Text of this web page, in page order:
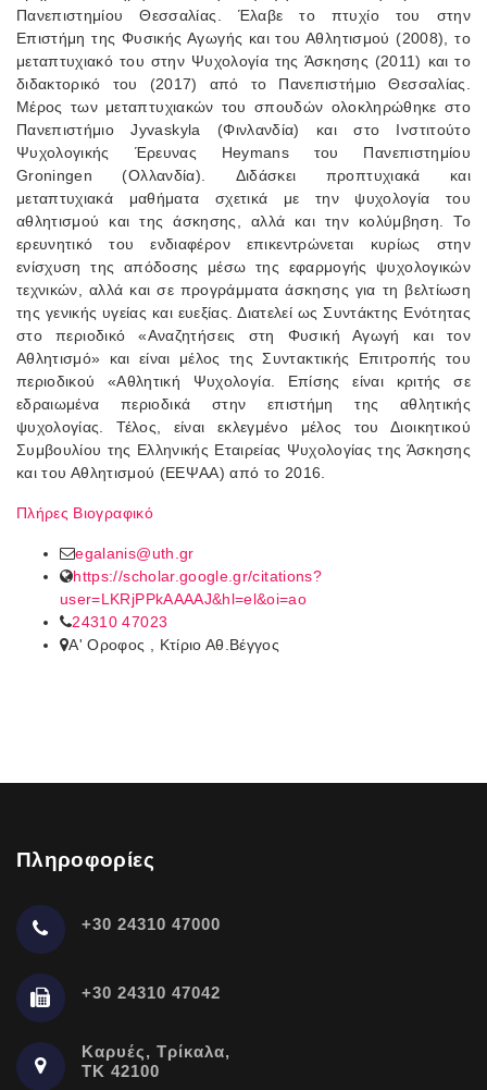
Πανεπιστημίου Θεσσαλίας. Έλαβε το πτυχίο του στην
Επιστήμη της Φυσικής Αγωγής και του Αθλητισμού (2008), το
μεταπτυχιακό του στην Ψυχολογία της Άσκησης (2011) και το
διδακτορικό του (2017) από το Πανεπιστήμιο Θεσσαλίας.
Μέρος των μεταπτυχιακών του σπουδών ολοκληρώθηκε στο
Πανεπιστήμιο Jyvaskyla (Φινλανδία) και στο Ινστιτούτο
Ψυχολογικής Έρευνας Heymans του Πανεπιστημίου
Groningen (Ολλανδία). Διδάσκει προπτυχιακά και
μεταπτυχιακά μαθήματα σχετικά με την ψυχολογία του
αθλητισμού και της άσκησης, αλλά και την κολύμβηση. Το
ερευνητικό του ενδιαφέρον επικεντρώνεται κυρίως στην
ενίσχυση της απόδοσης μέσω της εφαρμογής ψυχολογικών
τεχνικών, αλλά και σε προγράμματα άσκησης για τη βελτίωση
της γενικής υγείας και ευεξίας. Διατελεί ως Συντάκτης Ενότητας
στο περιοδικό «Αναζητήσεις στη Φυσική Αγωγή και τον
Αθλητισμό» και είναι μέλος της Συντακτικής Επιτροπής του
περιοδικού «Αθλητική Ψυχολογία. Επίσης είναι κριτής σε
εδραιωμένα περιοδικά στην επιστήμη της αθλητικής
ψυχολογίας. Τέλος, είναι εκλεγμένο μέλος του Διοικητικού
Συμβουλίου της Ελληνικής Εταιρείας Ψυχολογίας της Άσκησης
και του Αθλητισμού (ΕΕΨΑΑ) από το 2016.
Πλήρες Βιογραφικό
egalanis@uth.gr
https://scholar.google.gr/citations?
user=LKRjPPkAAAAJ&hl=el&oi=ao
24310 47023
A' Οροφος , Κτίριο Αθ.Βέγγος
Πληροφορίες
+30 24310 47000
+30 24310 47042
Καρυές, Τρίκαλα,
ΤΚ 42100